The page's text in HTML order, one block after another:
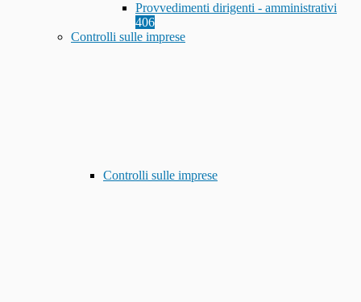
Provvedimenti dirigenti - amministrativi
406
Controlli sulle imprese
Controlli sulle imprese